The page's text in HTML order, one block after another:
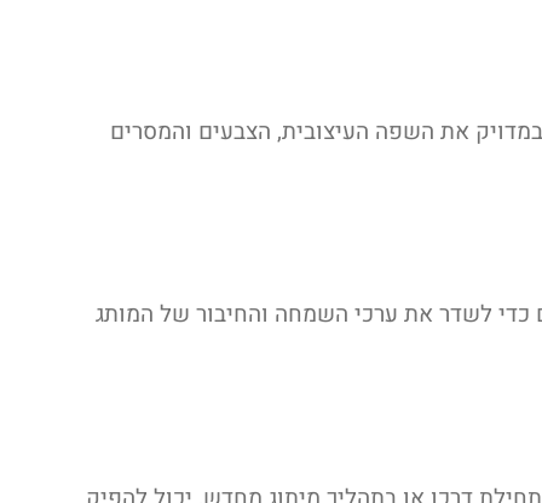
את השפה העיצובית, הצבעים והמסרים
לשדר את ערכי השמחה והחיבור של המותג